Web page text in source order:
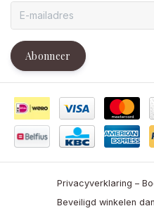
Abonneer
Privacyverklaring –
Beveiligd winkelen